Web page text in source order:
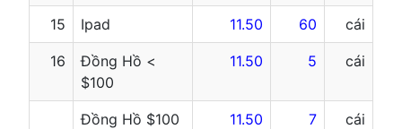
15 Ipad 11.50 60 cái
16
Đồng Hồ <
$100
11.50 5 cái
Đồng Hồ $100
11.50 7 cái